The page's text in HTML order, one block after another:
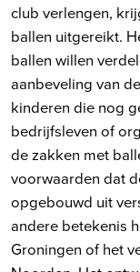
club verlengen,
ballen uitgereikt.
ballen willen
aanbeveling van
kinderen die nog
bedrijfsleven of
de zakken met
voorwaarden dat
opgebouwd uit
andere betekenis
Groningen of het